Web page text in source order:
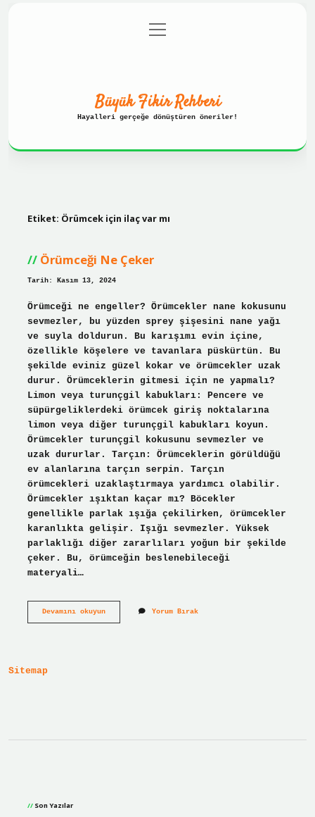
Gizlilik Politikası
menüyü
aç
Büyük Fikir Rehberi
Hayalleri gerçeğe dönüştüren öneriler!
Etiket: Örümcek için ilaç var mı
Örümceği Ne Çeker
Tarih: Kasım 13, 2024
Örümceği ne engeller? Örümcekler nane kokusunu
sevmezler, bu yüzden sprey şişesini nane yağı
ve suyla doldurun. Bu karışımı evin içine,
özellikle köşelere ve tavanlara püskürtün. Bu
şekilde eviniz güzel kokar ve örümcekler uzak
durur. Örümceklerin gitmesi için ne yapmalı?
Limon veya turunçgil kabukları: Pencere ve
süpürgeliklerdeki örümcek giriş noktalarına
limon veya diğer turunçgil kabukları koyun.
Örümcekler turunçgil kokusunu sevmezler ve
uzak dururlar. Tarçın: Örümceklerin görüldüğü
ev alanlarına tarçın serpin. Tarçın
örümcekleri uzaklaştırmaya yardımcı olabilir.
Örümcekler ışıktan kaçar mı? Böcekler
genellikle parlak ışığa çekilirken, örümcekler
karanlıkta gelişir. Işığı sevmezler. Yüksek
parlaklığı diğer zararlıları yoğun bir şekilde
çeker. Bu, örümceğin beslenebileceği
materyali…
Devamını okuyunÖrümceği
Yorum Bırak
Sitemap
Son Yazılar